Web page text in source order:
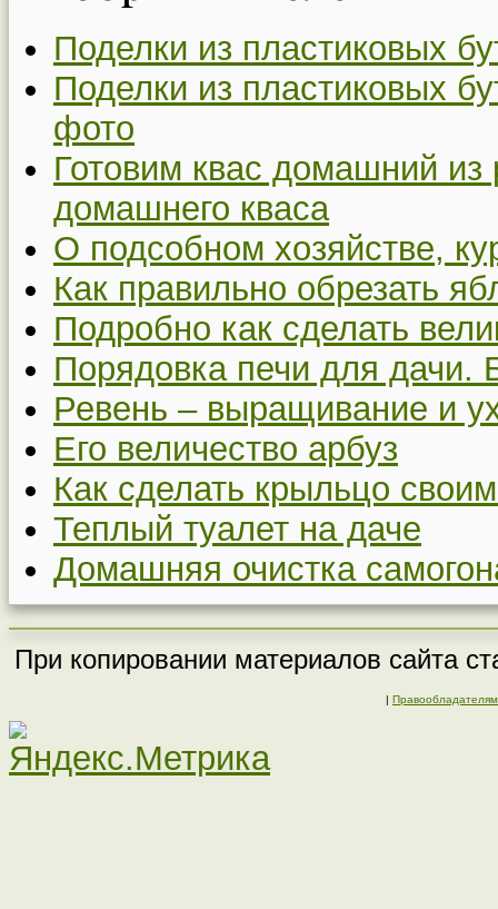
Поделки из пластиковых
Поделки из пластиковых
фото
Готовим квас домашний
домашнего кваса
О подсобном хозяйстве,
Как правильно обрезать
Подробно как сделать
Порядовка печи для дачи.
Ревень – выращивание и
Его величество арбуз
Как сделать крыльцо
Теплый туалет на даче
Домашняя очистка
При копировании материалов сайта
| Правообладателям